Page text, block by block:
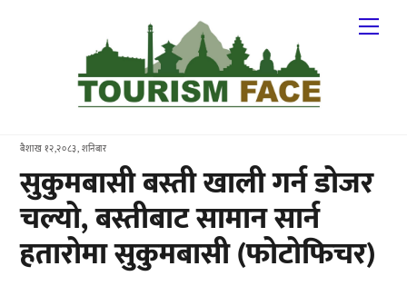
बैशाख १२,२०८३, शनिबार
सुकुमबासी बस्ती खाली गर्न डोजर
चल्यो, बस्तीबाट सामान सार्न
हतारोमा सुकुमबासी (फोटोफिचर)